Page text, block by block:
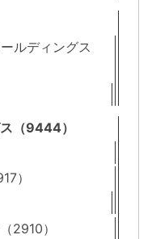
ルディングス
（9444）
）
2910）